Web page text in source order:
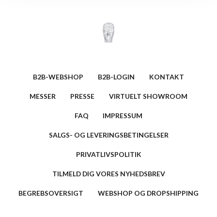
B2B-WEBSHOP B2B-LOGIN KONTAKT
MESSER PRESSE VIRTUELT SHOWROOM
FAQ IMPRESSUM
SALGS- OG LEVERINGSBETINGELSER
PRIVATLIVSPOLITIK
TILMELD DIG VORES NYHEDSBREV
BEGREBSOVERSIGT WEBSHOP OG DROPSHIPPING